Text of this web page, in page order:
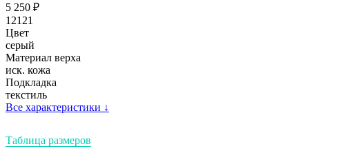
5 250 ₽
12121
Цвет
серый
Материал верха
иск. кожа
Подкладка
текстиль
Все характеристики ↓
Таблица размеров